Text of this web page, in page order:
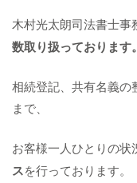
木村光太朗司法書士事
数取り扱っております。
相続登記、共有名義の
まで、
お客様一人ひとりの状
スを行っております。